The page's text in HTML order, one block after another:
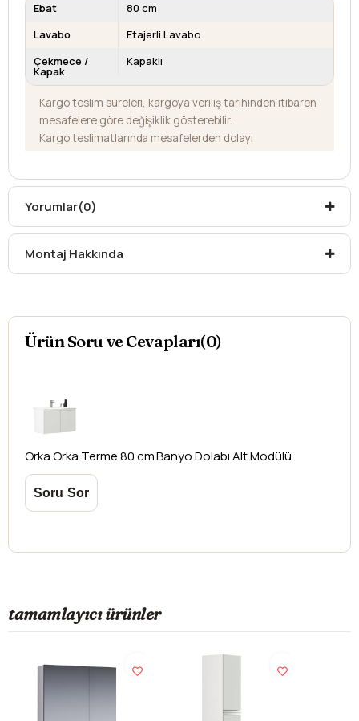
Ebat
80 cm
Lavabo
Etajerli Lavabo
Çekmece /
Kapak
Kapaklı
Kargo teslim süreleri, kargoya veriliş tarihinden itibaren
mesafelere göre değişiklik gösterebilir.
Kargo teslimatlarında mesafelerden dolayı
düşündüğünüz ürünler içinhasar tespit tutanağı
yazdırmanız gerekmektedir.
Aksi durumlarda ürünleriniadesi ve değişimi
Yorumlar(0)
Montaj Hakkında
Ürün Soru ve Cevapları(0)
OrkaOrka Terme 80 cm Banyo Dolabı Alt Modülü
tamamlayıcı ürünler